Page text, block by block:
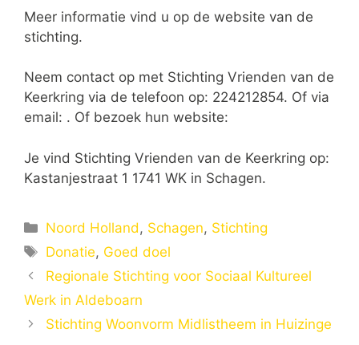
Meer informatie vind u op de website van de
stichting.
Neem contact op met Stichting Vrienden van de
Keerkring via de telefoon op: 224212854. Of via
email: . Of bezoek hun website:
Je vind Stichting Vrienden van de Keerkring op:
Kastanjestraat 1 1741 WK in Schagen.
Categorieën
Noord Holland , Schagen, Stichting
Tags
Donatie, Goed doel
Regionale Stichting voor Sociaal Kultureel
Werk in Aldeboarn
Stichting Woonvorm Midlistheem in Huizinge